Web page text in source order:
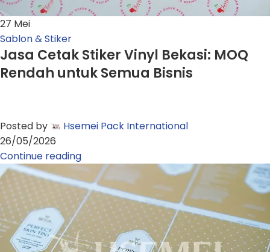
27 Mei
Sablon & Stiker
Jasa Cetak Stiker Vinyl Bekasi: MOQ
Rendah untuk Semua Bisnis
Posted by
Hsemei Pack International
26/05/2026
Continue reading